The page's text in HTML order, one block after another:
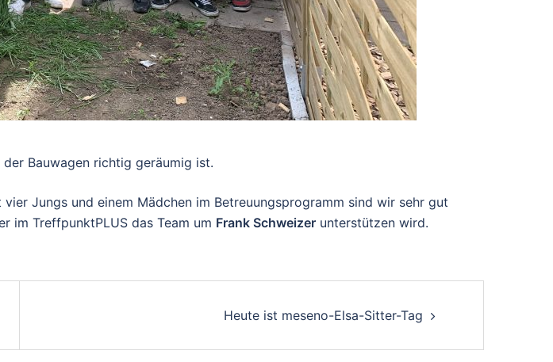
Bauwagen richtig geräumig ist.
Jungs und einem Mädchen im Betreuungsprogramm sind wir sehr gut
im TreffpunktPLUS das Team um Frank Schweizer unterstützen wird.
Heute ist meseno-Elsa-Sitter-Tag